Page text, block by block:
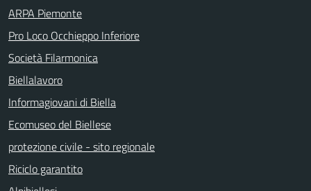
ARPA Piemonte
Pro Loco Occhieppo Inferiore
Società Filarmonica
Biellalavoro
Informagiovani di Biella
Ecomuseo del Biellese
protezione civile - sito regionale
Riciclo garantito